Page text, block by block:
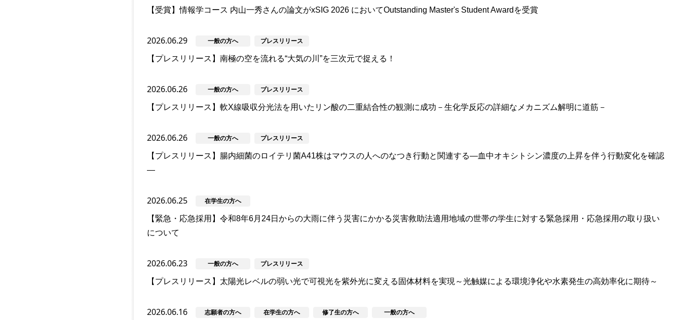
【受賞】情報学コース 内山一秀さんの論文がxSIG 2026 においてOutstanding Master's Student Awardを受賞
2026.06.29 一般の方へ プレスリリース
【プレスリリース】南極の空を流れる“大気の川”を三次元で捉える！
2026.06.26 一般の方へ プレスリリース
【プレスリリース】軟X線吸収分光法を用いたリン酸の二重結合性の観測に成功－生化学反応の詳細なメカニズム解明に道筋－
2026.06.26 一般の方へ プレスリリース
【プレスリリース】腸内細菌のロイテリ菌A41株はマウスの人へのなつき行動と関連する―血中オキシトシン濃度の上昇を伴う行動変化を確認
―
2026.06.25 在学生の方へ
【緊急・応急採用】令和8年6月24日からの大雨に伴う災害にかかる災害救助法適用地域の世帯の学生に対する緊急採用・応急採用の取り扱い
について
2026.06.23 一般の方へ プレスリリース
【プレスリリース】太陽光レベルの弱い光で可視光を紫外光に変える固体材料を実現～光触媒による環境浄化や水素発生の高効率化に期待～
2026.06.16 志願者の方へ 在学生の方へ 修了生の方へ 一般の方へ